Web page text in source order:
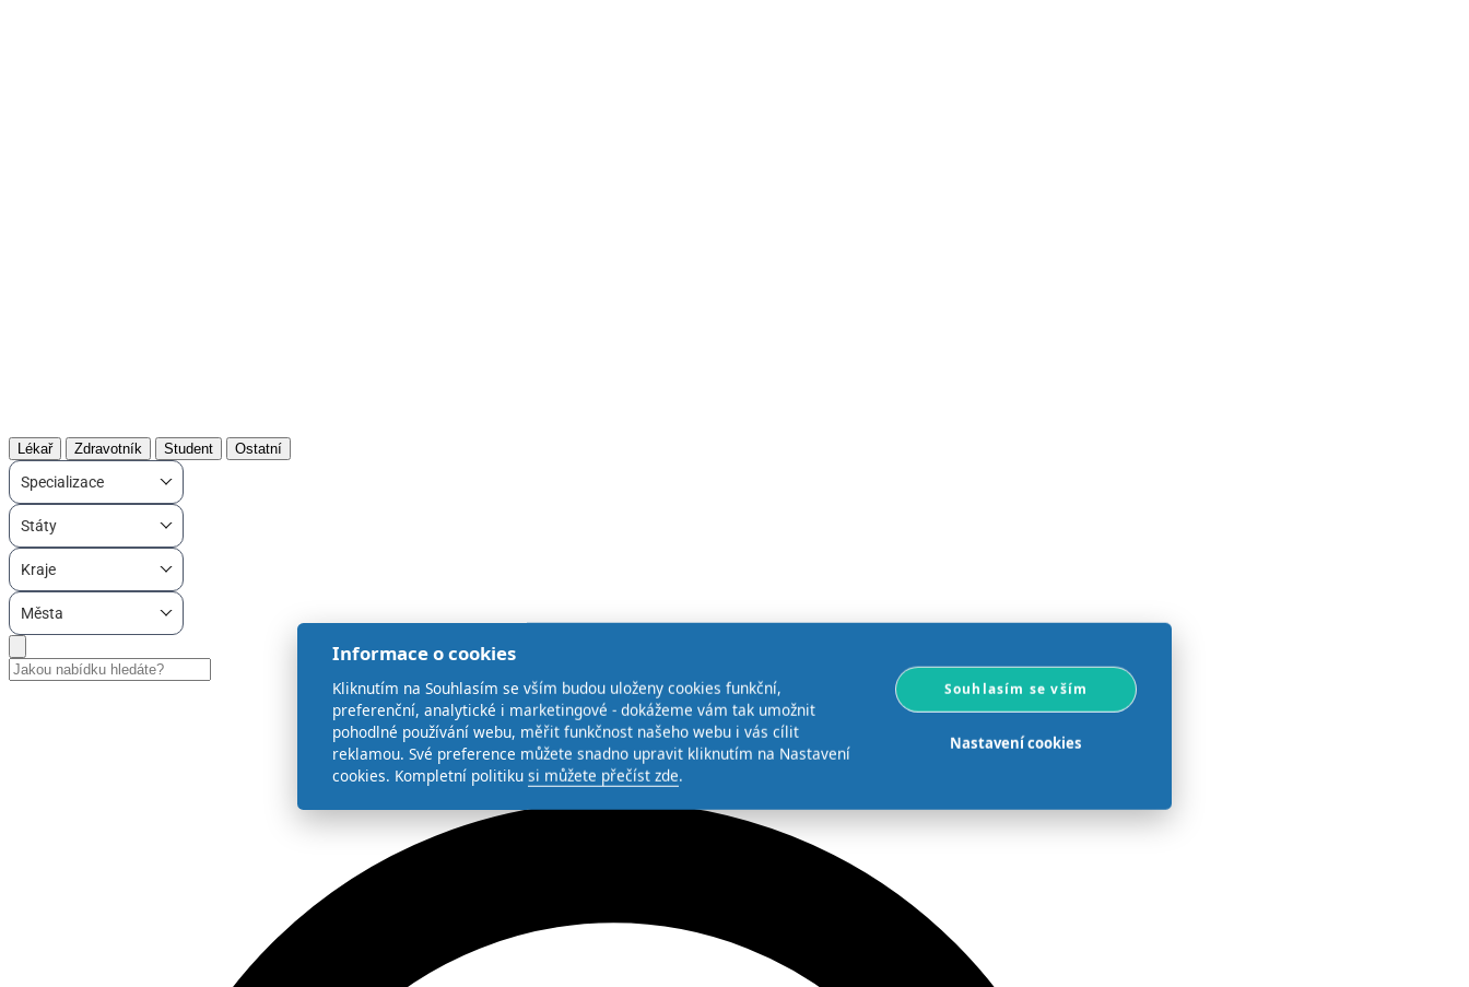
Lékař Zdravotník Student Ostatní
Specializace
Státy
Kraje
Města
Informace o cookies
Kliknutím na Souhlasím se vším budou uloženy cookies funkční,
preferenční, analytické i marketingové - dokážeme vám tak umožnit
pohodlné používání webu, měřit funkčnost našeho webu i vás cílit
reklamou. Své preference můžete snadno upravit kliknutím na Nastavení
cookies. Kompletní politiku si můžete přečíst zde.
Souhlasím se vším
Nastavení cookies